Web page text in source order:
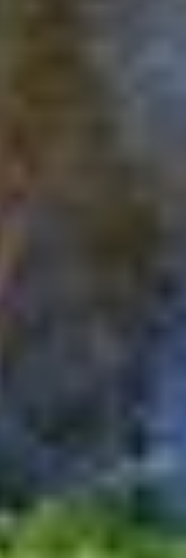
als ein Land mit
durch US-
auf "Auswahl
optionalen
Marketing
beschriebene
erhalten
gerne hier: